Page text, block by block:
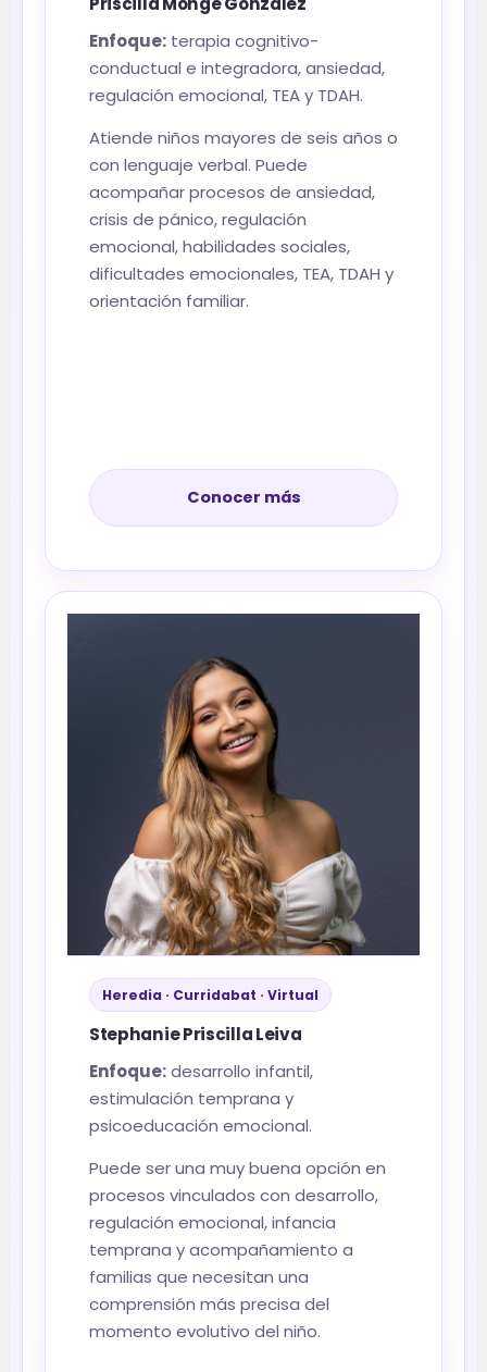
Enfoque: terapia cognitivo-
conductual e integradora, ansiedad,
regulación emocional, TEA y TDAH.
Atiende niños mayores de seis años o
con lenguaje verbal. Puede
acompañar procesos de ansiedad,
crisis de pánico, regulación
emocional, habilidades sociales,
dificultades emocionales, TEA, TDAH y
orientación familiar.
Conocer más
Heredia · Curridabat · Virtual
Stephanie Priscilla Leiva
Enfoque:desarrollo infantil,
estimulación temprana y
psicoeducación emocional.
Puede ser una muy buena opción en
procesos vinculados con desarrollo,
regulación emocional, infancia
temprana y acompañamiento a
familias que necesitan una
comprensión más precisa del
momento evolutivo del niño.